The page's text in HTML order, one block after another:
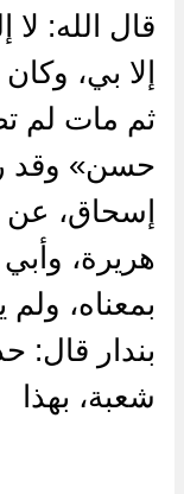
قال الله: لا
إلا بي،
ثم مات لم
حسن» وقد
إسحاق، عن
هريرة،
بمعناه،
بندار قال:
شعبة، بهذا